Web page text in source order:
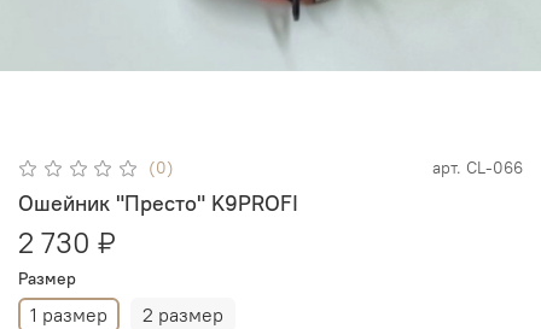
(0) арт. CL-066
Ошейник "Престо" K9PROFI
2 730 ₽
Размер
1 размер 2 размер